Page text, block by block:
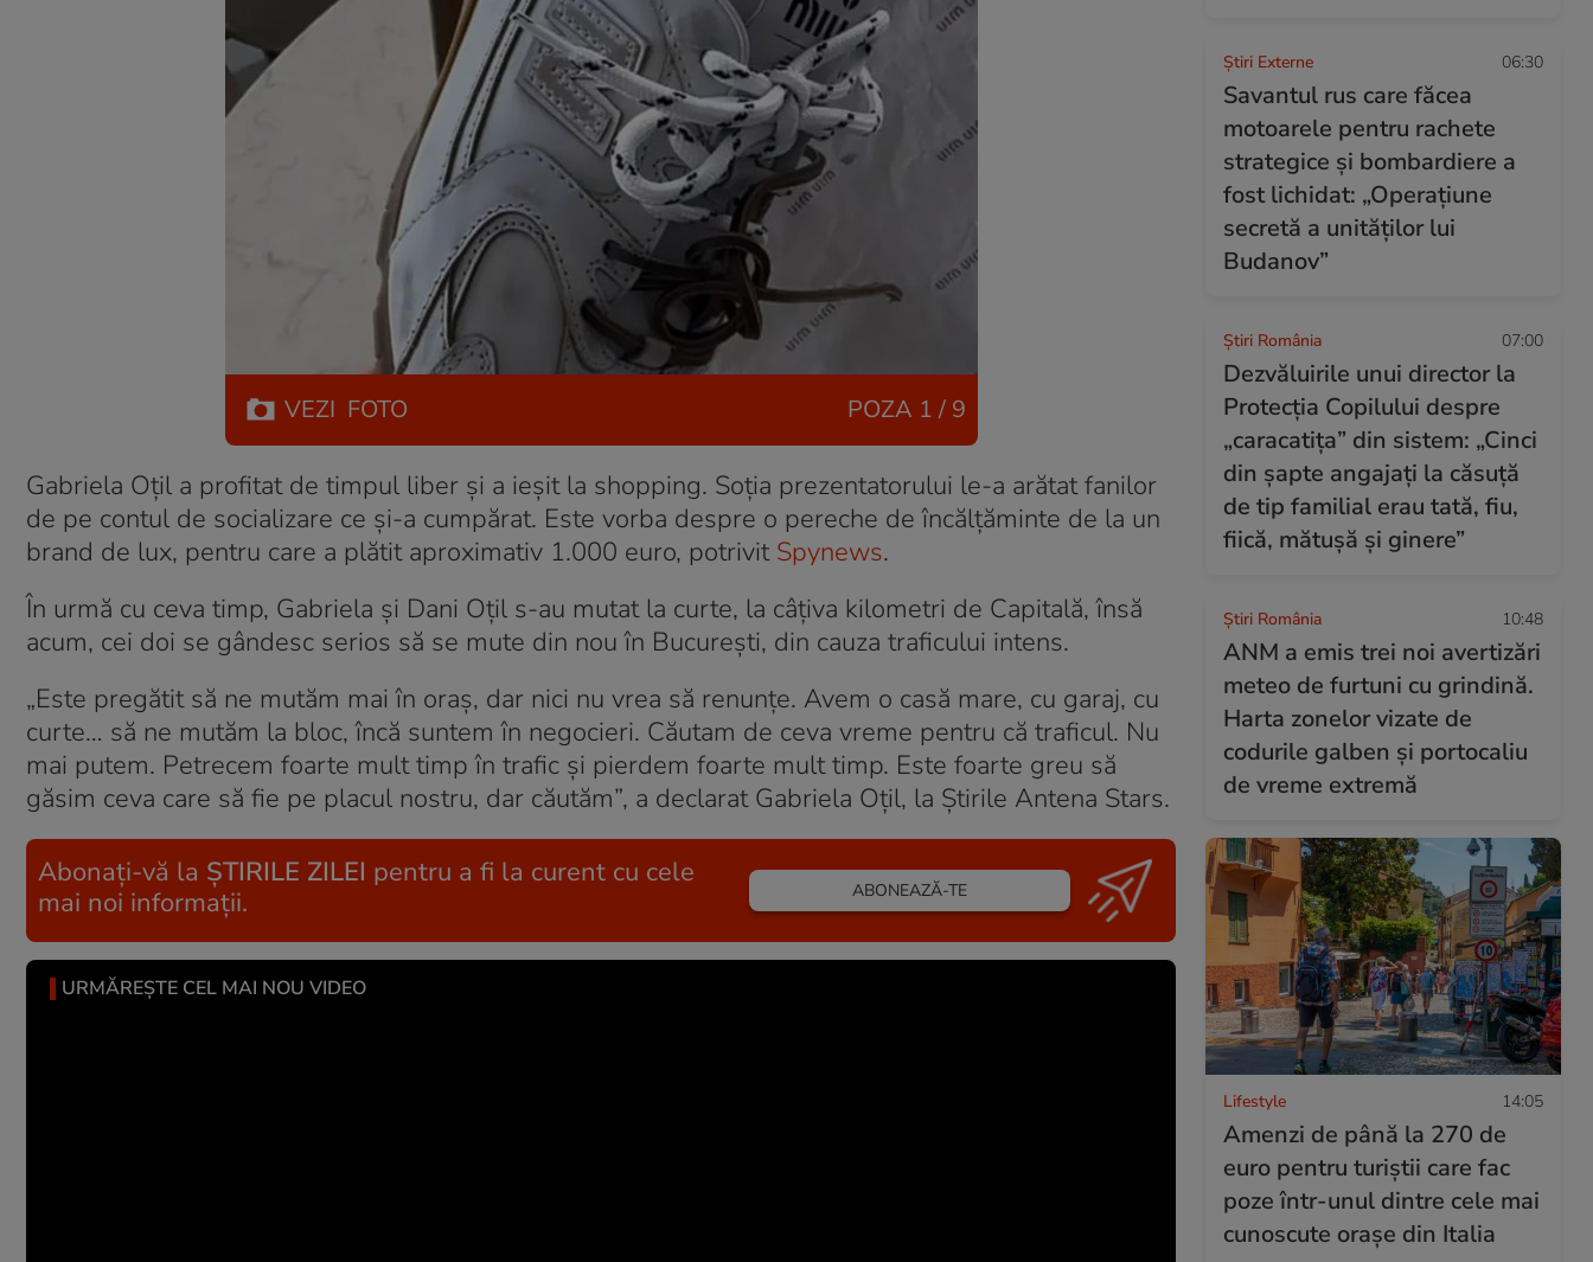
VEZI FOTO POZA 1 / 9
Gabriela Oțil a profitat de timpul liber și a ieșit la shopping. Soția prezentatorului le-a arătat fanilor
de pe contul de socializare ce și-a cumpărat. Este vorba despre o pereche de încălțăminte de la un
brand de lux, pentru care a plătit aproximativ 1.000 euro, potrivit Spynews.
În urmă cu ceva timp, Gabriela și Dani Oțil s-au mutat la curte, la câțiva kilometri de Capitală, însă
acum, cei doi se gândesc serios să se mute din nou în București, din cauza traficului intens.
„Este pregătit să ne mutăm mai în oraș, dar nici nu vrea să renunțe. Avem o casă mare, cu garaj, cu
curte… să ne mutăm la bloc, încă suntem în negocieri. Căutam de ceva vreme pentru că traficul. Nu
mai putem. Petrecem foarte mult timp în trafic și pierdem foarte mult timp. Este foarte greu să
găsim ceva care să fie pe placul nostru, dar căutăm”, a declarat Gabriela Oțil, la Știrile Antena Stars.
Abonați-vă la ȘTIRILE ZILEI pentru a fi la curent cu cele
mai noi informații.
ABONEAZĂ-TE
URMĂREȘTE CEL MAI NOU VIDEO
Știri Externe 06:30
Savantul rus care făcea
motoarele pentru rachete
strategice și bombardiere a
fost lichidat: „Operațiune
secretă a unităților lui
Budanov”
Știri România 07:00
Dezvăluirile unui director la
Protecția Copilului despre
„caracatița” din sistem: „Cinci
din șapte angajați la căsuță
de tip familial erau tată, fiu,
fiică, mătușă și ginere”
Știri România 10:48
ANM a emis trei noi avertizări
meteo de furtuni cu grindină.
Harta zonelor vizate de
codurile galben și portocaliu
de vreme extremă
Lifestyle 14:05
Amenzi de până la 270 de
euro pentru turiștii care fac
poze într-unul dintre cele mai
cunoscute orașe din Italia